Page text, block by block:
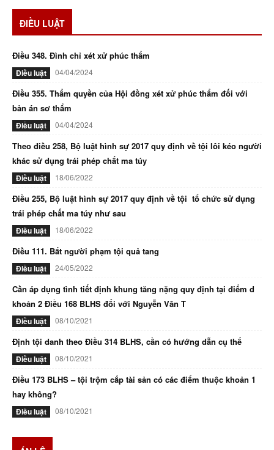
ĐIỀU LUẬT
Điều 348. Đình chỉ xét xử phúc thẩm
Điều luật 04/04/2024
Điều 355. Thẩm quyền của Hội đồng xét xử phúc thẩm đối với
bản án sơ thẩm
Điều luật 04/04/2024
Theo điều 258, Bộ luật hình sự 2017 quy định về tội lôi kéo người
khác sử dụng trái phép chất ma túy
Điều luật 18/06/2022
Điều 255, Bộ luật hình sự 2017 quy định về tội tổ chức sử dụng
trái phép chất ma túy như sau
Điều luật 18/06/2022
Điều 111. Bắt người phạm tội quả tang
Điều luật 24/05/2022
Cần áp dụng tình tiết định khung tăng nặng quy định tại điểm d
khoản 2 Điều 168 BLHS đối với Nguyễn Văn T
Điều luật 08/10/2021
Định tội danh theo Điều 314 BLHS, cần có hướng dẫn cụ thể
Điều luật 08/10/2021
Điều 173 BLHS – tội trộm cắp tài sản có các điểm thuộc khoản 1
hay không?
Điều luật 08/10/2021